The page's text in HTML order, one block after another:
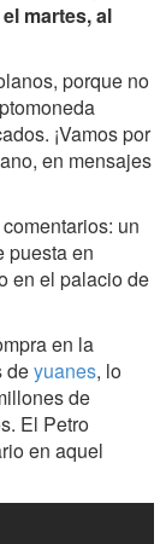
martes, al
porque no
¡Vamos por
en mensajes
un
puesta en
en el palacio de
en la
deyuanes, lo
de
El Petro
en aquel